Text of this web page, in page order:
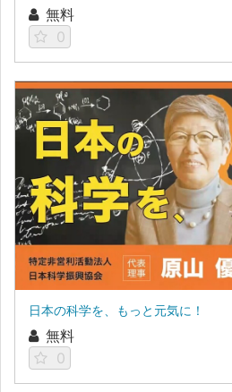
無料
0
日本の科学を、もっと元気に！
無料
0